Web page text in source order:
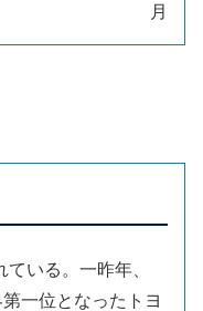
月
いる。一昨年、
一位となったトヨ